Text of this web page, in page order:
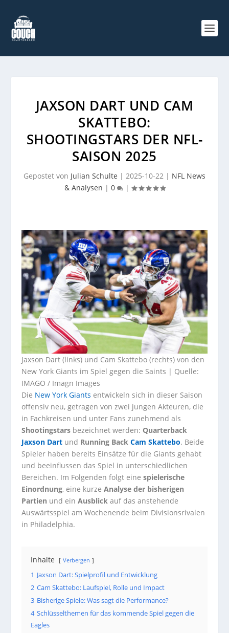
JAXSON DART UND CAM
SKATTEBO:
SHOOTINGSTARS DER NFL-
SAISON 2025
Gepostet von Julian Schulte | 2025-10-22 | NFL News
& Analysen | 0 |
Jaxson Dart (links) und Cam Skattebo (rechts) von den
New York Giants im Spiel gegen die Saints | Quelle:
IMAGO / Imagn Images
Die New York Giants entwickeln sich in dieser Saison
offensiv neu, getragen von zwei jungen Akteuren, die
in Fachkreisen und unter Fans zunehmend als
Shootingstars bezeichnet werden: Quarterback
Jaxson Dart und Running BackCam Skattebo. Beide
Spieler haben bereits Einsätze für die Giants gehabt
und beeinflussen das Spiel in unterschiedlichen
Bereichen. Im Folgenden folgt einespielerische
Einordnung, eine kurzeAnalyse der bisherigen
Partien und einAusblick auf das anstehende
Auswärtsspiel am Wochenende beim Divisionsrivalen
in Philadelphia.
Inhalte Verbergen
1 Jaxson Dart: Spielprofil und Entwicklung
2 Cam Skattebo: Laufspiel, Rolle und Impact
3 Bisherige Spiele: Was sagt die Performance?
4 Schlüsselthemen für das kommende Spiel gegen die
Eagles